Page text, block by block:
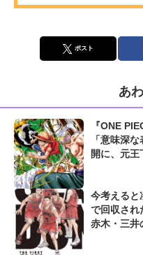
ポスト
あ
『ONE
「意味深
開に、元
今考えると
で回収され
赤木・三井